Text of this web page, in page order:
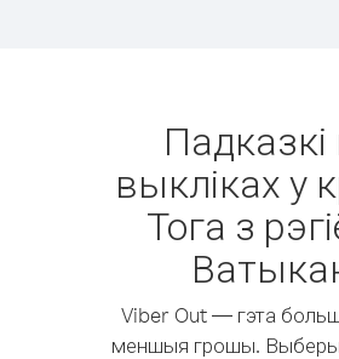
Падказкі
выкліках у
Тога з
Viber Out — гэта больш
меншыя грошы.